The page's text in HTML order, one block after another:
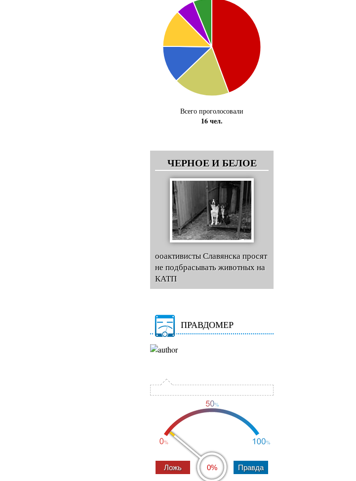
Всего проголосовали
16 чел.
ЧЕРНОЕ И БЕЛОЕ
ооактивисты Славянска просят
не подбрасывать животных на
КАТП
ПРАВДОМЕР
0%